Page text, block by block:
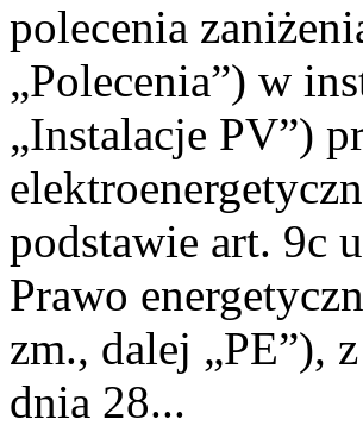
polecenia
„Polecenia”) w
„Instalacje PV”)
podstawie art. 9c
Prawo
zm., dalej „PE”),
dnia 28...